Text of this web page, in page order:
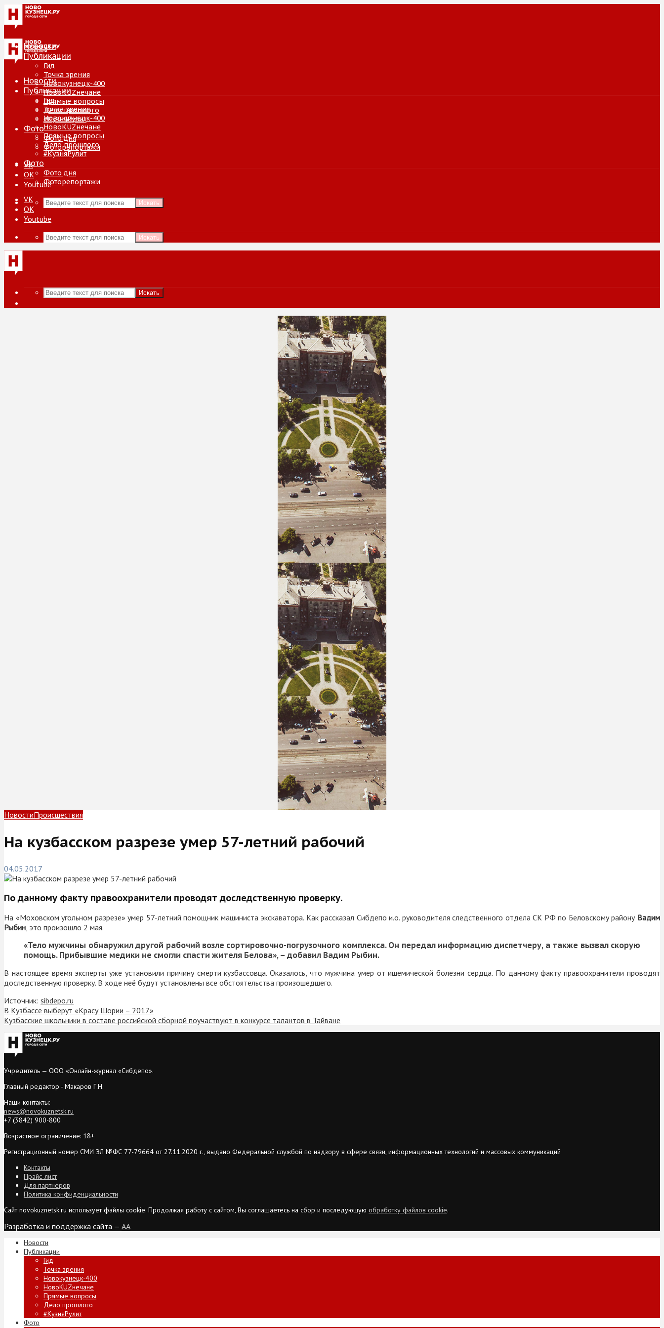
Новости
Публикации
Гид
Точка зрения
Новокузнецк-400
НовоKUZнечане
Прямые вопросы
Дело прошлого
#КузняРулит
Фото
Фото дня
Фоторепортажи
VK
ОК
Youtube
Искать
Новости
Публикации
Гид
Точка зрения
Новокузнецк-400
НовоKUZнечане
Прямые вопросы
Дело прошлого
#КузняРулит
Фото
Фото дня
Фоторепортажи
VK
ОК
Youtube
Искать
Искать
НовостиПроисшествия
На кузбасском разрезе умер 57-летний рабочий
04.05.2017
По данному факту правоохранители проводят доследственную проверку.
На «Моховском угольном разрезе» умер 57-летний помощник машиниста экскаватора. Как рассказал Сибдепо и.о. руководителя следственного отдела СК РФ по Беловскому району Вадим
Рыбин , это произошло 2 мая.
«Тело мужчины обнаружил другой рабочий возле сортировочно-погрузочного комплекса. Он передал информацию диспетчеру, а также вызвал скорую
помощь. Прибывшие медики не смогли спасти жителя Белова», – добавил Вадим Рыбин.
В настоящее время эксперты уже установили причину смерти кузбассовца. Оказалось, что мужчина умер от ишемической болезни сердца. По данному факту правоохранители проводят
доследственную проверку. В ходе неё будут установлены все обстоятельства произошедшего.
Источник: sibdepo.ru
В Кузбассе выберут «Красу Шории – 2017»
Кузбасские школьники в составе российской сборной поучаствуют в конкурсе талантов в Тайване
Учредитель — ООО «Онлайн-журнал «Сибдепо».
Главный редактор - Макаров Г.Н.
Наши контакты:
news@novokuznetsk.ru
+7 (3842) 900-800
Возрастное ограничение: 18+
Регистрационный номер СМИ ЭЛ №ФС 77-79664 от 27.11.2020 г., выдано Федеральной службой по надзору в сфере связи, информационных технологий и массовых коммуникаций
Контакты
Прайс-лист
Для партнеров
Политика конфиденциальности
Сайт novokuznetsk.ru использует файлы cookie. Продолжая работу с сайтом, Вы соглашаетесь на сбор и последующую обработку файлов cookie.
Разработка и поддержка сайта — AA
Новости
Публикации
Гид
Точка зрения
Новокузнецк-400
НовоKUZнечане
Прямые вопросы
Дело прошлого
#КузняРулит
Фото